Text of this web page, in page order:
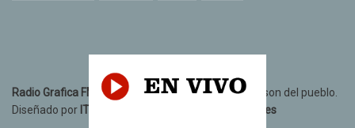
Radio Grafica FM 89.3© 2021. Todos los derechos son del pueblo.
Diseñado por IT10 Informatica y Telecomunicaciones